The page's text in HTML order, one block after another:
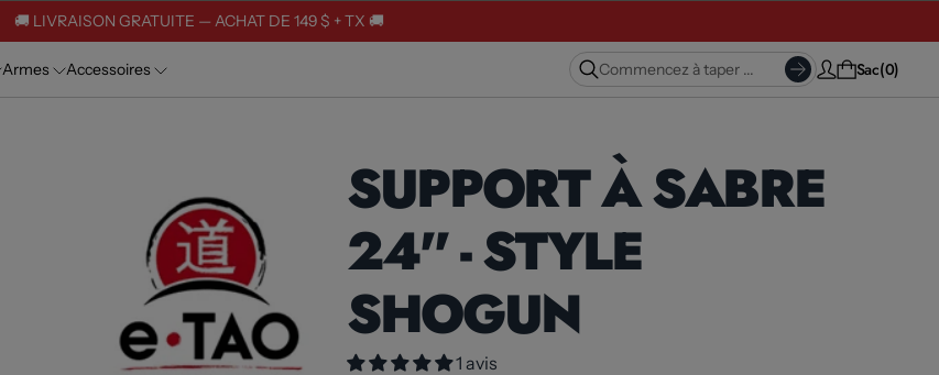
🚚 LIVRAISON GRATUITE — ACHAT DE 149 $ + TX 🚚
Armes Accessoires Sac 0
SUPPORT À SABRE
24'' - STYLE
SHOGUN
1 avis